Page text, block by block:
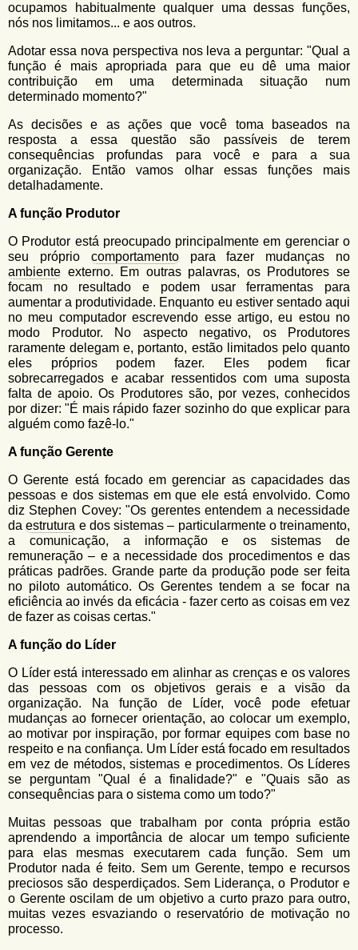
ocupamos habitualmente qualquer uma dessas funções,
nós nos limitamos... e aos outros.
Adotar essa nova perspectiva nos leva a perguntar: "Qual a
função é mais apropriada para que eu dê uma maior
contribuição em uma determinada situação num
determinado momento?"
As decisões e as ações que você toma baseados na
resposta a essa questão são passíveis de terem
consequências profundas para você e para a sua
organização. Então vamos olhar essas funções mais
detalhadamente.
A função Produtor
O Produtor está preocupado principalmente em gerenciar o
seu próprio comportamentopara fazer mudanças no
ambiente externo. Em outras palavras, os Produtores se
focam no resultado e podem usar ferramentas para
aumentar a produtividade. Enquanto eu estiver sentado aqui
no meu computador escrevendo esse artigo, eu estou no
modo Produtor. No aspecto negativo, os Produtores
raramente delegam e, portanto, estão limitados pelo quanto
eles próprios podem fazer. Eles podem ficar
sobrecarregados e acabar ressentidos com uma suposta
falta de apoio. Os Produtores são, por vezes, conhecidos
por dizer: "É mais rápido fazer sozinho do que explicar para
alguém como fazê-lo."
A função Gerente
O Gerente está focado em gerenciar as capacidades das
pessoas e dos sistemas em que ele está envolvido. Como
diz Stephen Covey: "Os gerentes entendem a necessidade
daestrutura e dos sistemas – particularmente o treinamento,
a comunicação, a informação e os sistemas de
remuneração – e a necessidade dos procedimentos e das
práticas padrões. Grande parte da produção pode ser feita
no piloto automático. Os Gerentes tendem a se focar na
eficiência ao invés da eficácia - fazer certo as coisas em vez
de fazer as coisas certas."
A função do Líder
O Líder está interessado em alinharas crençase os valores
das pessoas com os objetivos gerais e a visão da
organização. Na função de Líder, você pode efetuar
mudanças ao fornecer orientação, ao colocar um exemplo,
ao motivar por inspiração, por formar equipes com base no
respeito e na confiança. Um Líder está focado em resultados
em vez de métodos, sistemas e procedimentos. Os Líderes
se perguntam "Qual é a finalidade?" e "Quais são as
consequências para o sistema como um todo?"
Muitas pessoas que trabalham por conta própria estão
aprendendo a importância de alocar um tempo suficiente
para elas mesmas executarem cada função. Sem um
Produtor nada é feito. Sem um Gerente, tempo e recursos
preciosos são desperdiçados. Sem Liderança, o Produtor e
o Gerente oscilam de um objetivo a curto prazo para outro,
muitas vezes esvaziando o reservatório de motivação no
processo.